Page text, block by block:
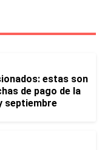
estas son
de pago de la
septiembre